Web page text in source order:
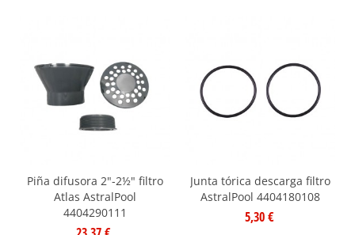
Piña difusora 2"-2½" filtro
Atlas AstralPool
4404290111
Junta tórica descarga filtro
AstralPool 4404180108
5,30 €